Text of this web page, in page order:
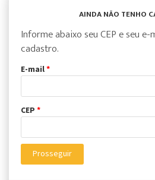
AINDA NÃO TENHO
Informe abaixo seu CEP e seu
cadastro.
E-mail*
CEP *